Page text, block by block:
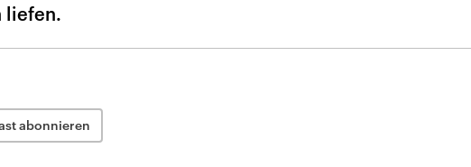
liefen.
abonnieren